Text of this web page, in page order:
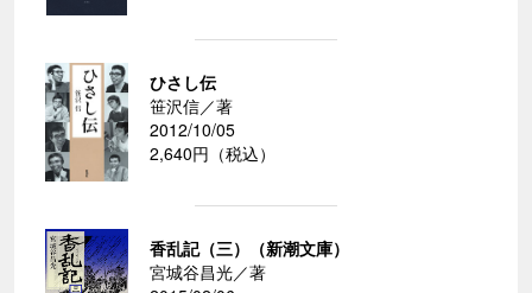
ひさし伝
笹沢信／著
2012/10/05
2,640円（税込）
香乱記（三）（新潮文庫）
宮城谷昌光／著